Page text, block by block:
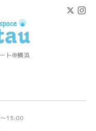
ト®横浜
15:00